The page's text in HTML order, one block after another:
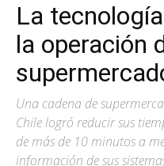
La
la operación
Una cadena de
Chile logró reducir sus
de más de 10 minutos a
información de sus